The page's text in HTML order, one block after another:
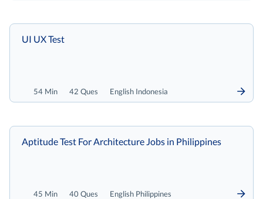
54 Min 42 Ques English Indonesia
UI UX Test
45 Min 40 Ques English Philippines
Aptitude Test For Architecture Jobs in Philippines